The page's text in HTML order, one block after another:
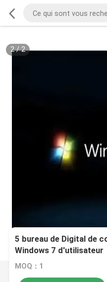
2/2
5 bureau de Digital de
Windows 7 d'utilisateur
MOQ：1